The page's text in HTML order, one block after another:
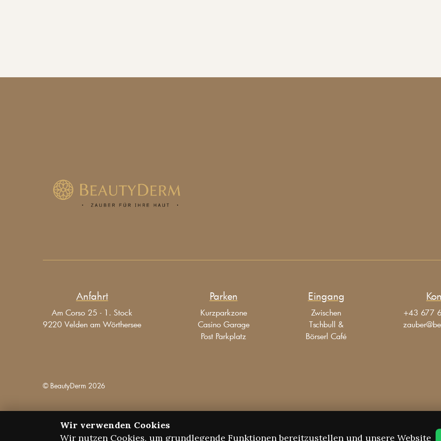
Anfahrt
Am Corso 25 - 1. Stock
9220 Velden am Wörthersee
Parken
Kurzparkzone
Casino Garage
Post Parkplatz
Eingang
Zwischen
Tschbull &
Börserl Café
+43 677
© BeautyDerm 2026
Wir verwenden Cookies
Wir nutzen Cookies, um grundlegende Funktionen bereitzustellen und unsere Website